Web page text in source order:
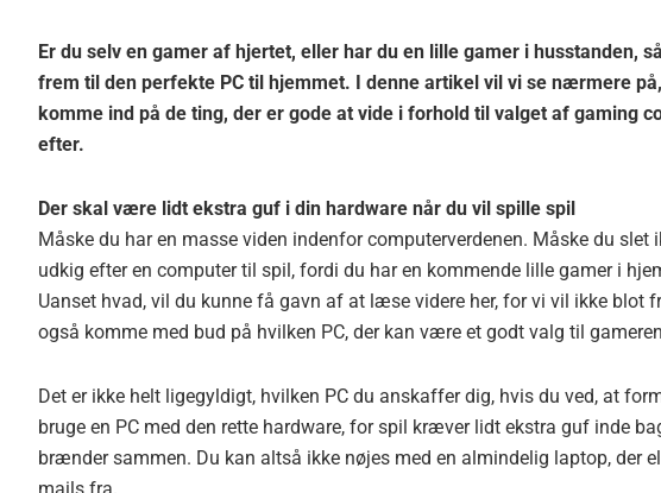
Er du selv en gamer af hjertet, eller har du en lille gamer i husstanden,
frem til den perfekte PC til hjemmet. I denne artikel vil vi se nærmere
komme ind på de ting, der er gode at vide i forhold til valget af gaming
efter.
Der skal være lidt ekstra guf i din hardware når du vil spille spil
Måske du har en masse viden indenfor computerverdenen. Måske du slet
udkig efter en computer til spil, fordi du har en kommende lille gamer i
Uanset hvad, vil du kunne få gavn af at læse videre her, for vi vil ikke blot
også komme med bud på hvilken PC, der kan være et godt valg til
Det er ikke helt ligegyldigt, hvilken PC du anskaffer dig, hvis du ved, at
bruge en PC med den rette hardware, for spil kræver lidt ekstra guf inde
brænder sammen. Du kan altså ikke nøjes med en almindelig laptop, der